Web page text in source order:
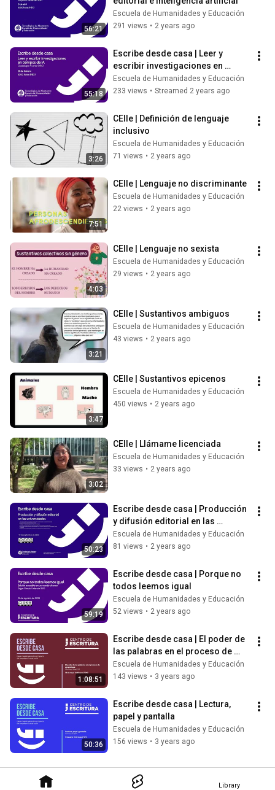
Library
56:21
Escuela de Humanidades y Educación
291 views • 2 years ago
55:18
Escribe desde casa | Leer y
escribir investigaciones en
tiempos de IA
Escuela de Humanidades y Educación
233 views • Streamed 2 years ago
3:26
CElle | Definición de lenguaje
inclusivo
Escuela de Humanidades y Educación
71 views • 2 years ago
7:51
CElle | Lenguaje no discriminante
Escuela de Humanidades y Educación
22 views • 2 years ago
4:03
CElle | Lenguaje no sexista
Escuela de Humanidades y Educación
29 views • 2 years ago
3:21
CElle | Sustantivos ambiguos
Escuela de Humanidades y Educación
43 views • 2 years ago
3:47
CElle | Sustantivos epicenos
Escuela de Humanidades y Educación
450 views • 2 years ago
3:02
CElle | Llámame licenciada
Escuela de Humanidades y Educación
33 views • 2 years ago
50:23
Escribe desde casa | Producción
y difusión editorial en las
universidades
Escuela de Humanidades y Educación
81 views • 2 years ago
59:19
Escribe desde casa | Porque no
todos leemos igual
Escuela de Humanidades y Educación
52 views • 2 years ago
1:08:51
Escribe desde casa | El poder de
las palabras en el proceso de
aprendizaje
Escuela de Humanidades y Educación
143 views • 3 years ago
50:36
Escribe desde casa | Lectura,
papel y pantalla
Escuela de Humanidades y Educación
156 views • 3 years ago